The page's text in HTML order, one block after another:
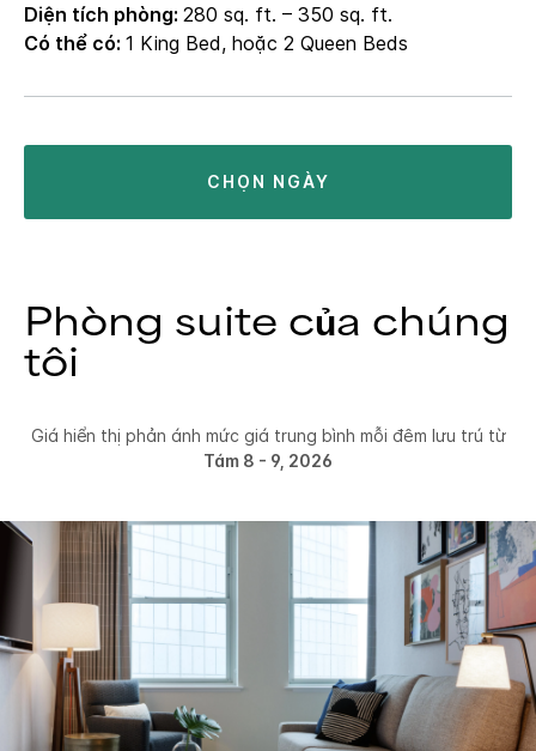
Diện tích phòng: 280 sq. ft. – 350 sq. ft.
Có thể có: 1 King Bed, hoặc 2 Queen Beds
CHỌN NGÀY
Phòng suite của chúng
tôi
Giá hiển thị phản ánh mức giá trung bình mỗi đêm lưu trú từ
Tám 8 - 9, 2026